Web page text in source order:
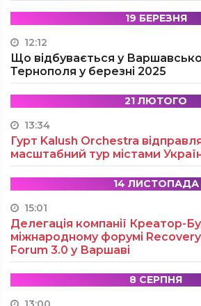
19 БЕРЕЗНЯ
12:12
Що відбувається у
Тернополя у березні 2025
21 ЛЮТОГО
13:34
Гурт Kalush Orchestra
масштабний тур містами
14 ЛИСТОПАДА
15:01
Делегація компанії Креатор-
міжнародному форумі
Forum 3.0 у Варшаві
8 СЕРПНЯ